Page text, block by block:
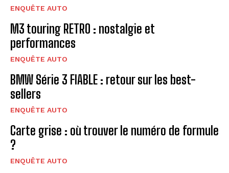
ENQUÊTE AUTO
M3 touring RETRO : nostalgie et
performances
ENQUÊTE AUTO
BMW Série 3 FIABLE : retour sur les best-
sellers
ENQUÊTE AUTO
Carte grise : où trouver le numéro de formule
?
ENQUÊTE AUTO